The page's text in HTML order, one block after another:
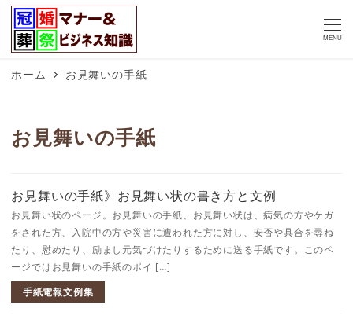
MENU
ホーム お見舞いの手紙
お見舞いの手紙
お見舞いの手紙》お見舞い状の書き方と文例
お見舞い状のページ。お見舞いの手紙、お見舞い状は、病気の方やケガ
をされた方、入院中の方や災害に遭われた方に対し、安否や具合を尋ね
たり、慰めたり、励まし元気づけたりするために送る手紙です。このペ
ージではお見舞いの手紙のポイ […]
手紙電報文例集